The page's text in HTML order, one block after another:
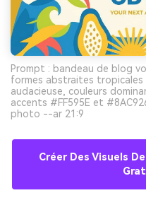
Prompt : bandeau de blog
formes abstraites
audacieuse, couleurs
accents #FF595E et
photo --ar 21:9
Créer Des Visuels